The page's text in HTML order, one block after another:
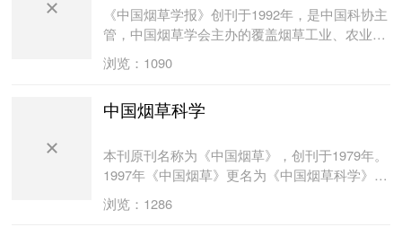
《中国烟草学报》创刊于1992年，是中国科协主
管，中国烟草学会主办的覆盖烟草工业、农业、
经济及相关领域的学术理论期刊。本刊以活跃学
术气氛、传播科学思想、促进理论思维、服务中
草企事业单位的科技工作者、经营管理者、相关
浏览：1090
中国烟草科学
本刊原刊名称为《中国烟草》，创刊于1979年。
1997年《中国烟草》更名为《中国烟草科学》。
本刊主要读者对象为国内烟草科技工作者、院校
师生、烟草生产和卷烟生产的管理干部及技术人
浏览：1286